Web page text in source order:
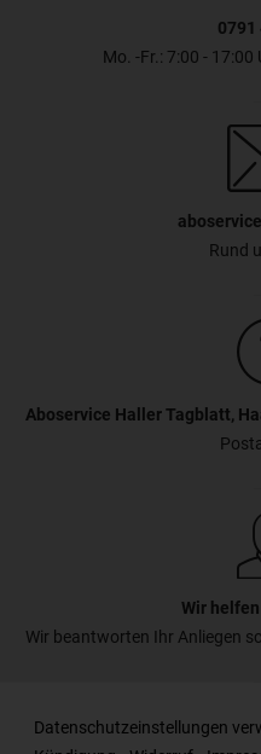
0791
Mo. -Fr.: 7:00 - 17:00
Rund
Aboservice Haller Tagblatt,
Wir
Wir beantworten Ihr Anliegen
Datenschutzeinstellungen